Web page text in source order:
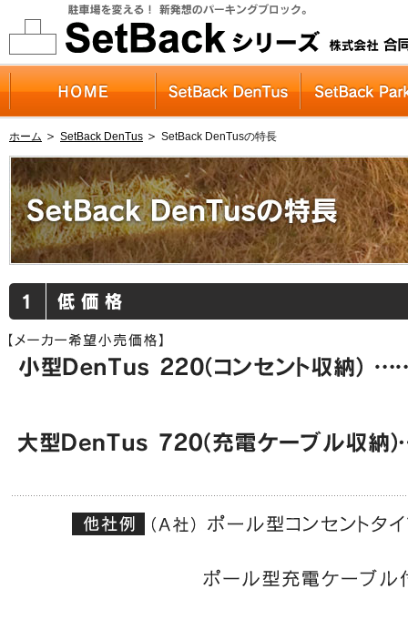
HOME SetBack DenTus
ホーム SetBack DenTus SetBack DenTusの特長